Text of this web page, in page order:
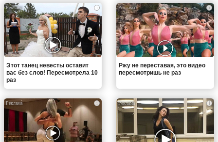
i
Этот танец невесты оставит
вас без слов! Пересмотрела 10
раз
i
Ржу не переставая, это видео
пересмотришь не раз
i i